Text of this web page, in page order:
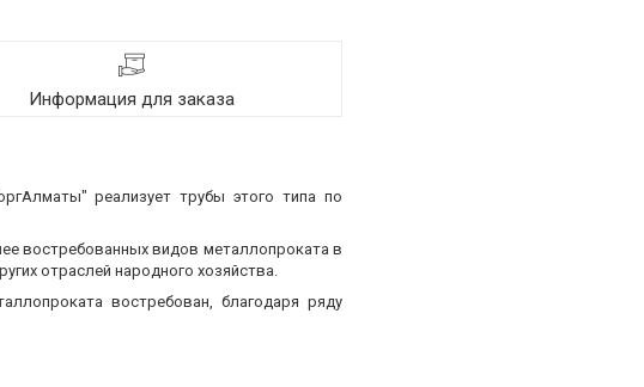
Информация для заказа
реализует трубы этого типа по
востребованных видов металлопроката в
отраслей народного хозяйства.
востребован, благодаря ряду